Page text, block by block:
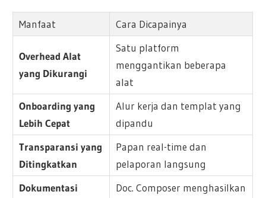
Manfaat Cara Dicapainya
Overhead Alat
yang Dikurangi
Satu platform
menggantikan beberapa
alat
Onboarding yang
Lebih Cepat
Alur kerja dan templat yang
dipandu
Transparansi yang
Ditingkatkan
Papan real-time dan
pelaporan langsung
Dokumentasi
Doc. Composer menghasilkan